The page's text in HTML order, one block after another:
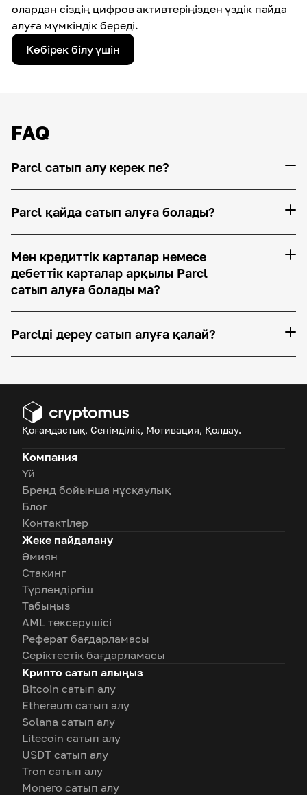
олардан сіздің цифров активтеріңізден үздік пайда
алуға мүмкіндік береді.
Көбірек білу үшін
FAQ
Parcl сатып алу керек пе?
Parcl қайда сатып алуға болады?
Мен кредиттік карталар немесе
дебеттік карталар арқылы Parcl
сатып алуға болады ма?
Parclді дереу сатып алуға қалай?
Қоғамдастық, Сенімділік, Мотивация, Қолдау.
Компания
Үй
Бренд бойынша нұсқаулық
Блог
Контактілер
Жеке пайдалану
Әмиян
Стакинг
Түрлендіргіш
Табыңыз
AML тексерушісі
Реферат бағдарламасы
Серіктестік бағдарламасы
Крипто сатып алыңыз
Bitcoin сатып алу
Ethereum сатып алу
Solana сатып алу
Litecoin сатып алу
USDT сатып алу
Tron сатып алу
Monero сатып алу